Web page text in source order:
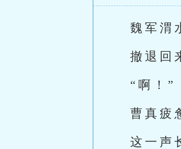
魏军渭
撤退回
“啊！”
曹真疲
这一声